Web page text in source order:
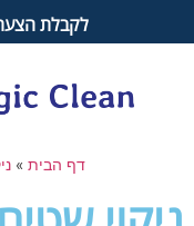
לקבלת הצעת מחיר
דף הבית»